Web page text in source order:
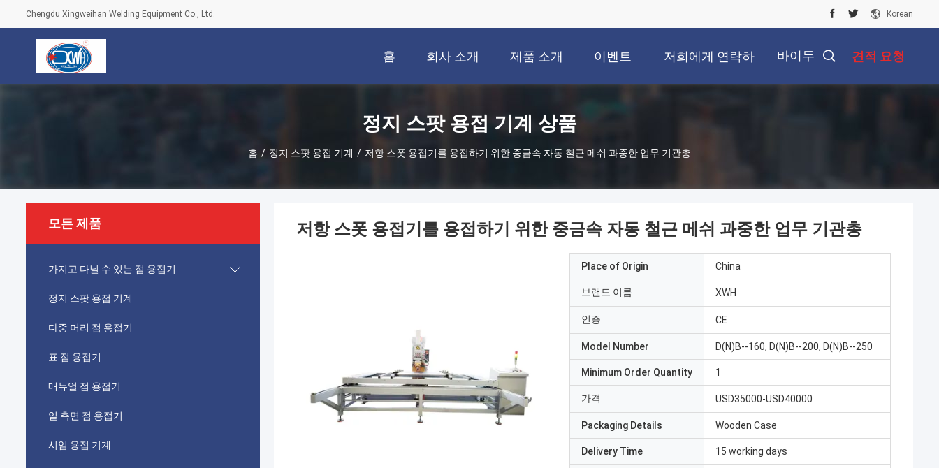
Chengdu Xingweihan Welding Equipment Co., Ltd. Korean
홈 회사 소개 제품 소개 이벤트 저희에게 연락하 바이두 견적 요청
정지 스팟 용접 기계 상품
홈 / 정지 스팟 용접 기계 / 저항 스폿 용접기를 용접하기 위한 중금속 자동 철근 메쉬 과중한 업무 기관총
모든 제품
가지고 다닐 수 있는 점 용접기
정지 스팟 용접 기계
다중 머리 점 용접기
표 점 용접기
매뉴얼 점 용접기
일 측면 점 용접기
시임 용접 기계
저항 스폿 용접기를 용접하기 위한 중금속 자동 철근 메쉬 과중한 업무 기관총
Place of Origin China
브랜드 이름 XWH
인증 CE
Model Number D(N)B--160, D(N)B--200, D(N)B--250
Minimum Order Quantity 1
가격 USD35000-USD40000
Packaging Details Wooden Case
Delivery Time 15 working days